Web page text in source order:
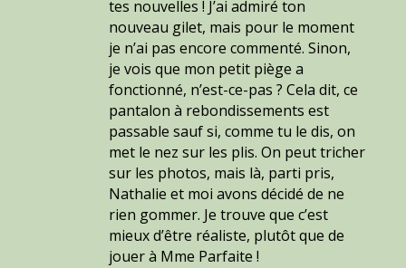
tes nouvelles ! J’ai admiré ton
nouveau gilet, mais pour le moment
je n’ai pas encore commenté. Sinon,
je vois que mon petit piège a
fonctionné, n’est-ce-pas ? Cela dit, ce
pantalon à rebondissements est
passable sauf si, comme tu le dis, on
met le nez sur les plis. On peut tricher
sur les photos, mais là, parti pris,
Nathalie et moi avons décidé de ne
rien gommer. Je trouve que c’est
mieux d’être réaliste, plutôt que de
jouer à Mme Parfaite !